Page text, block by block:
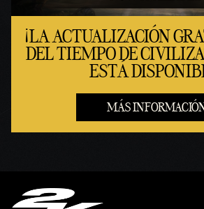
¡LA ACTUALIZACIÓN
DEL TIEMPO DE
ESTÁ
MÁS